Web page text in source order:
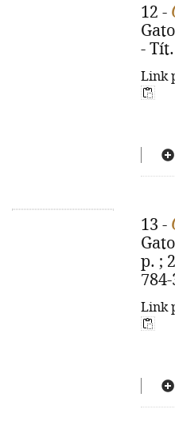
12 -
-
Link
13 -
p. ;
Link